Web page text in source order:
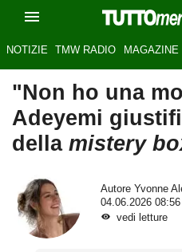
NOTIZIE TMW RADIO MAGAZINE
"Non ho una
Adeyemi
della mistery
Autore Yvonne
04.06.2026 08:56
vedi letture